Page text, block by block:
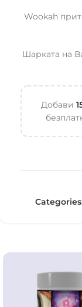
Wookah
Шарката на
Добави